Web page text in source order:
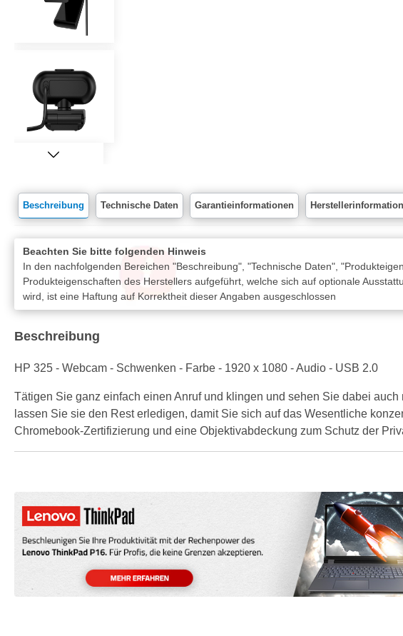
Beschreibung Technische Daten Garantieinformationen
Beachten Sie bitte folgenden Hinweis
In den nachfolgenden Bereichen "Beschreibung", "Technische Daten",
Produkteigenschaften des Herstellers aufgeführt, welche sich auf optionale
wird, ist eine Haftung auf Korrektheit dieser Angaben ausgeschlossen
Beschreibung
HP 325 - Webcam - Schwenken - Farbe - 1920 x 1080 - Audio - USB 2.0
Tätigen Sie ganz einfach einen Anruf und klingen und sehen Sie dabei
lassen Sie sie den Rest erledigen, damit Sie sich auf das Wesentliche
Chromebook-Zertifizierung und eine Objektivabdeckung zum Schutz der